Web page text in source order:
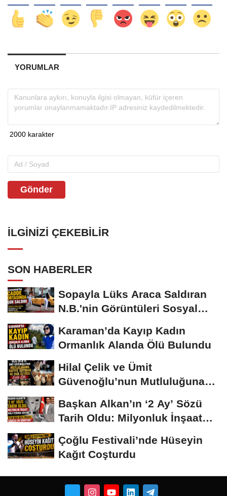
YORUMLAR
Gönder
İLGINIZI ÇEKEBILIR
SON HABERLER
Sopayla Lüks Araca Saldıran
N.B.'nin Görüntüleri Sosyal
Karaman’da Kayıp Kadın
Ormanlık Alanda Ölü Bulundu
Hilal Çelik ve Ümit
Güvenoğlu’nun Mutluluğuna
Başkan Alkan’ın ‘2 Ay’ Sözü
Tarih Oldu: Milyonluk İnşaat
Çoğlu Festivali’nde Hüseyin
Kağıt Coşturdu